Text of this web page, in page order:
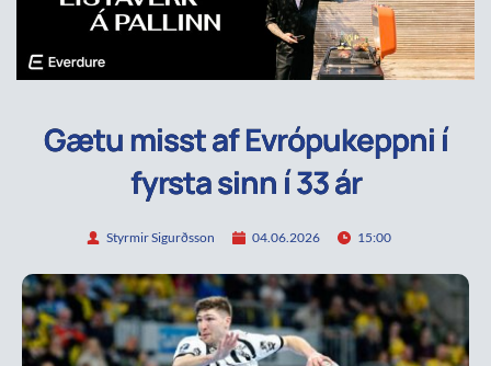
Gætu misst af Evrópukeppni í
fyrsta sinn í 33 ár
Styrmir Sigurðsson 04.06.2026 15:00